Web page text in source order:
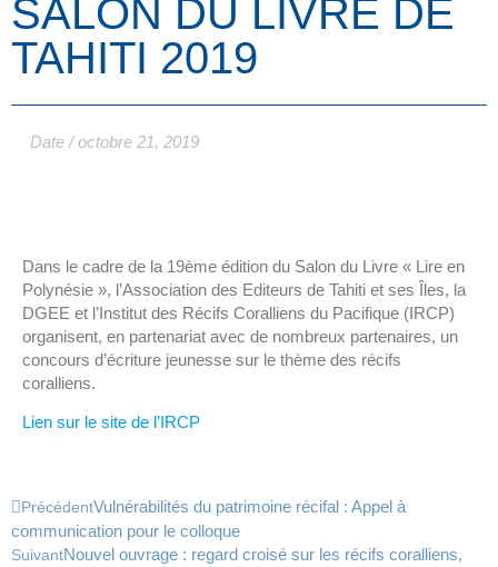
SALON DU LIVRE DE
TAHITI 2019
Date / octobre 21, 2019
Dans le cadre de la 19ème édition du Salon du Livre « Lire en
Polynésie », l’Association des Editeurs de Tahiti et ses Îles, la
DGEE et l’Institut des Récifs Coralliens du Pacifique (IRCP)
organisent, en partenariat avec de nombreux partenaires, un
concours d’écriture jeunesse sur le thème des récifs
coralliens.
Lien sur le site de l’IRCP
PrécédentVulnérabilités du patrimoine récifal : Appel à
communication pour le colloque
SuivantNouvel ouvrage : regard croisé sur les récifs coralliens,